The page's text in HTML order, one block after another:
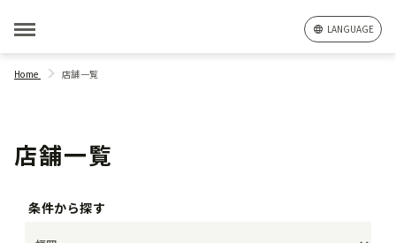
LANGUAGE
Home 店舗一覧
店舗一覧
条件から探す